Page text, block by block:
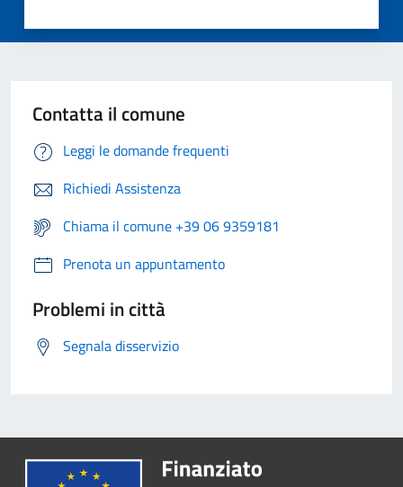
Contatta il comune
Leggi le domande frequenti
Richiedi Assistenza
Chiama il comune +39 06 9359181
Prenota un appuntamento
Problemi in città
Segnala disservizio